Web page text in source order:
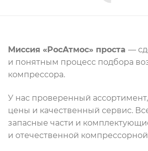
Миссия «РосАтмос» проста —
и понятным процесс подбора
компрессора.
У нас проверенный
цены и качественный сервис.
запасные части и
и отечественной компрессорной